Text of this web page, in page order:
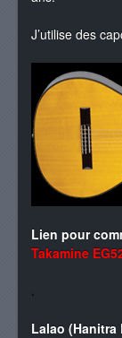
J’utilise des
Lien pour
Takamine
.
Lalao (Hanitra